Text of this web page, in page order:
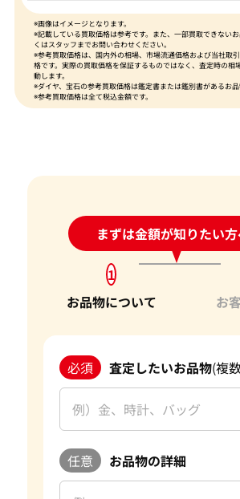
※画像はイメージとなります。
※記載している買取価格は参考です。また、一部買取できない
くはスタッフまでお問い合わせください。
※参考買取価格は、国内外の相場、市場流通価格および当社取
格です。実際の買取価格を保証するものではなく、査定時の相
動します。
※ダイヤ、宝石の参考買取価格は鑑定書または鑑別書があるお品
※参考買取価格は全て税込金額です。
まずは金額が知りたい方
24時間受付中!問い合わせ
1
お品物について
お
必須 査定したいお品物(複
任意 お品物の詳細